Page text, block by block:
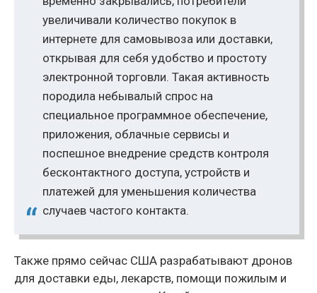
увеличивали количество покупок в
интернете для самовывоза или доставки,
открывая для себя удобство и простоту
электронной торговли. Такая активность
породила небывалый спрос на
специальное программное обеспечение,
приложения, облачные сервисы и
поспешное внедрение средств контроля
бесконтактного доступа, устройств и
платежей для уменьшения количества
случаев частого контакта.
Также прямо сейчас США разрабатывают дронов
для доставки еды, лекарств, помощи пожилым и